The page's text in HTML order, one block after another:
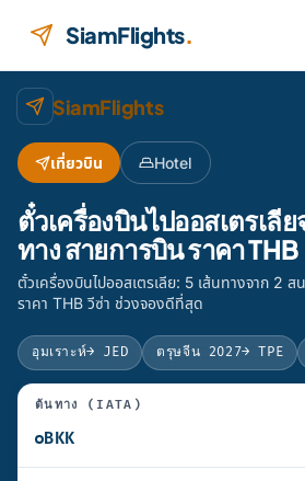
SiamFlights.
SiamFlights
เที่ยวบิน Hotel
ตั๋วเครื่องบินไปออสเตรเลี
ทาง สายการบิน ราคา THB
ตั๋วเครื่องบินไปออสเตรเลีย: 5 เส้นทางจาก 2
ราคา THB วีซ่า ช่วงจองดีที่สุด
อุมเราะห์→ JED ตรุษจีน 2027→ TPE
ต้นทาง (IATA)